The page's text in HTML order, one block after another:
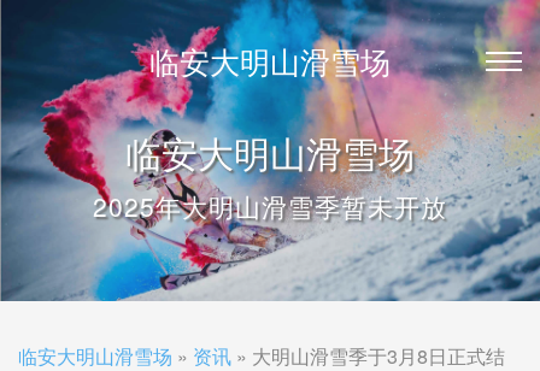
临安大明山滑雪场
临安大明山滑雪场
2025年大明山滑雪季暂未开放
临安大明山滑雪场 » 资讯 » 大明山滑雪季于3月8日正式结